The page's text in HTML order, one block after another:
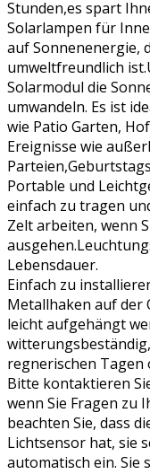
Stunden,es spart
Solarlampen für
auf Sonnenenergie,
umweltfreundlich
Solarmodul die
umwandeln. Es ist
wie Patio Garten,
Ereignisse wie
Portable und
einfach zu tragen
Zelt arbeiten, wenn
Lebensdauer.
Einfach zu
Metallhaken auf der
leicht aufgehängt
regnerischen Tagen
Bitte kontaktieren
wenn Sie Fragen zu
beachten Sie, dass
Lichtsensor hat, sie
automatisch ein. Sie